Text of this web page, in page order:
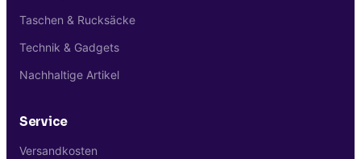
Taschen & Rucksäcke
Technik & Gadgets
Nachhaltige Artikel
Service
Versandkosten